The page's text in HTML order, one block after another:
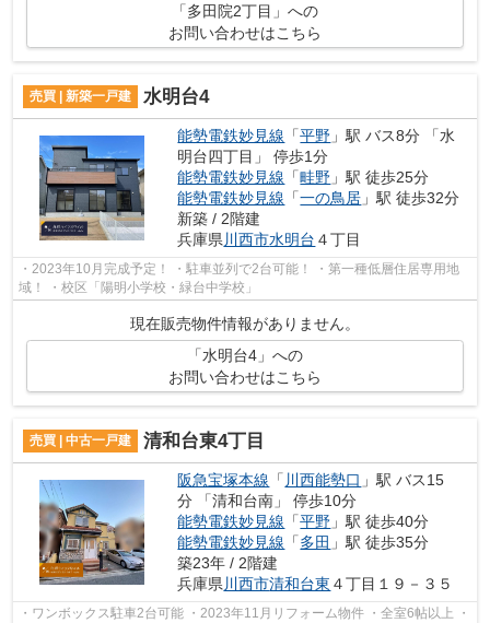
「多田院2丁目」への
お問い合わせはこちら
売買 | 新築一戸建 水明台4
能勢電鉄妙見線 「平野 」駅 バス8分 「水
明台四丁目」 停歩1分
能勢電鉄妙見線 「畦野 」駅 徒歩25分
能勢電鉄妙見線 「一の鳥居 」駅 徒歩32分
新築 / 2階建
兵庫県 川西市水明台 ４丁目
・2023年10月完成予定！ ・駐車並列で2台可能！ ・第一種低層住居専用地
域！ ・校区「陽明小学校・緑台中学校」
現在販売物件情報がありません。
「水明台4」への
お問い合わせはこちら
売買 | 中古一戸建 清和台東4丁目
阪急宝塚本線 「 川西能勢口 」駅 バス15
分 「清和台南」 停歩10分
能勢電鉄妙見線 「平野 」駅 徒歩40分
能勢電鉄妙見線 「多田 」駅 徒歩35分
築23年 / 2階建
兵庫県 川西市清和台東 ４丁目１９－３５
・ワンボックス駐車2台可能 ・2023年11月リフォーム物件 ・全室6帖以上 ・